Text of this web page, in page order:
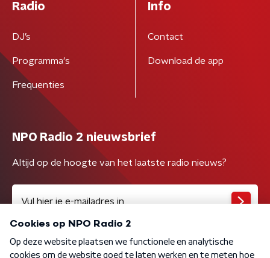
Radio
DJ’s
Programma's
Frequenties
Info
Contact
Download de app
NPO Radio 2 nieuwsbrief
Altijd op de hoogte van het laatste radio nieuws?